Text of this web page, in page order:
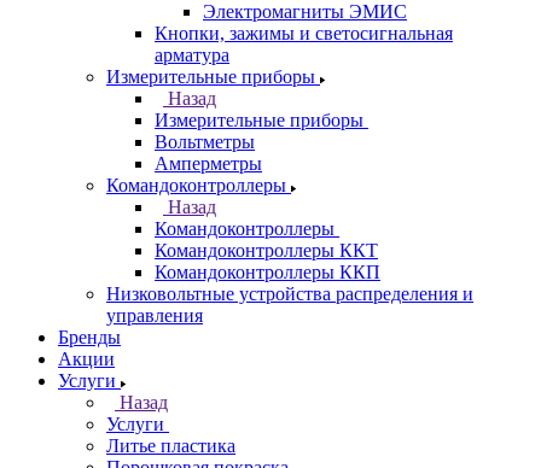
Электромагниты ЭМИС
Кнопки, зажимы и светосигнальная
арматура
Измерительные приборы
Назад
Измерительные приборы
Вольтметры
Амперметры
Командоконтроллеры
Назад
Командоконтроллеры
Командоконтроллеры ККТ
Командоконтроллеры ККП
Низковольтные устройства распределения и
управления
Бренды
Акции
Услуги
Назад
Услуги
Литье пластика